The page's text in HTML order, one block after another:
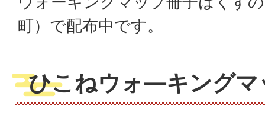
町）で配布中です。
ひこねウォ―キングマ